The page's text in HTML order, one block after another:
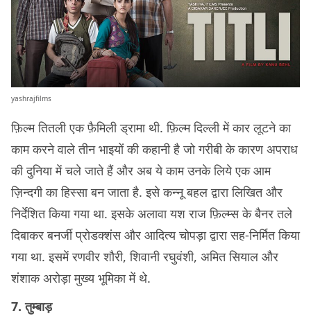
yashrajfilms
फ़िल्म तितली एक फ़ैमिली ड्रामा थी. फ़िल्म दिल्ली में कार लूटने का
काम करने वाले तीन भाइयों की कहानी है जो गरीबी के कारण अपराध
की दुनिया में चले जाते हैं और अब ये काम उनके लिये एक आम
ज़िन्दगी का हिस्सा बन जाता है. इसे कन्नू बहल द्वारा लिखित और
निर्देशित किया गया था. इसके अलावा यश राज फ़िल्म्स के बैनर तले
दिबाकर बनर्जी प्रोडक्शंस और आदित्य चोपड़ा द्वारा सह-निर्मित किया
गया था. इसमें रणवीर शौरी, शिवानी रघुवंशी, अमित सियाल और
शंशाक अरोड़ा मुख्य भूमिका में थे.
7. तुम्बाड़